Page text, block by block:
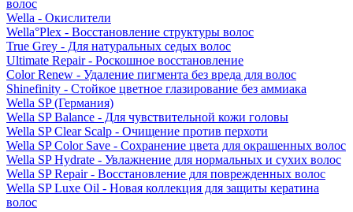
волос
Wella - Окислители
Wella°Plex - Восстановление структуры волос
True Grey - Для натуральных седых волос
Ultimate Repair - Роскошное восстановление
Color Renew - Удаление пигмента без вреда для волос
Shinefinity - Стойкое цветное глазирование без аммиака
Wella SP (Германия)
Wella SP Balance - Для чувствительной кожи головы
Wella SP Clear Scalp - Очищение против перхоти
Wella SP Color Save - Сохранение цвета для окрашенных волос
Wella SP Hydrate - Увлажнение для нормальных и сухих волос
Wella SP Repair - Восстановление для поврежденных волос
Wella SP Luxe Oil - Новая коллекция для защиты кератина
волос